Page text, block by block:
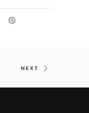
NEXT